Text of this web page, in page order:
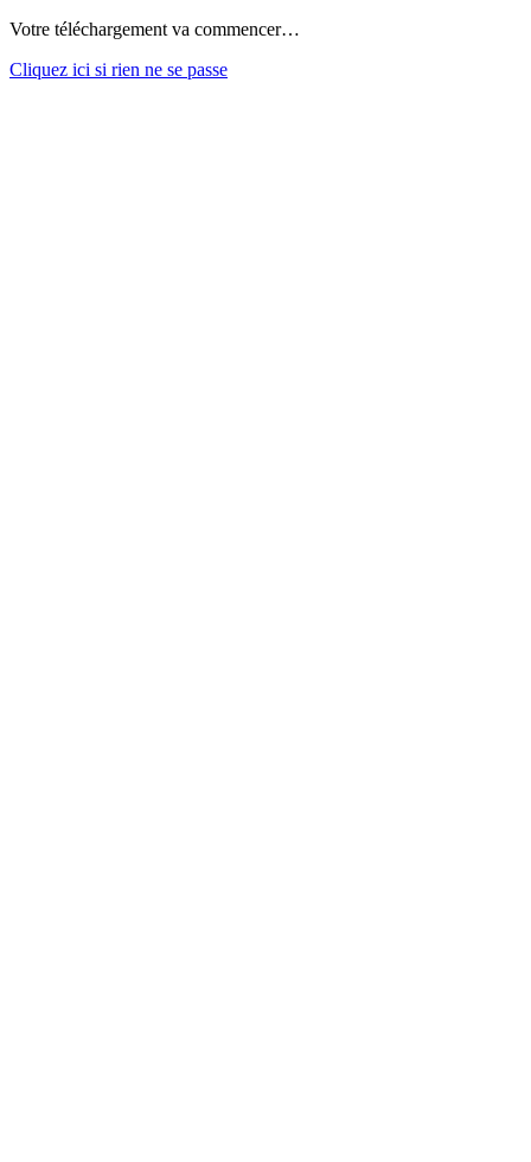
Votre téléchargement va commencer…
Cliquez ici si rien ne se passe